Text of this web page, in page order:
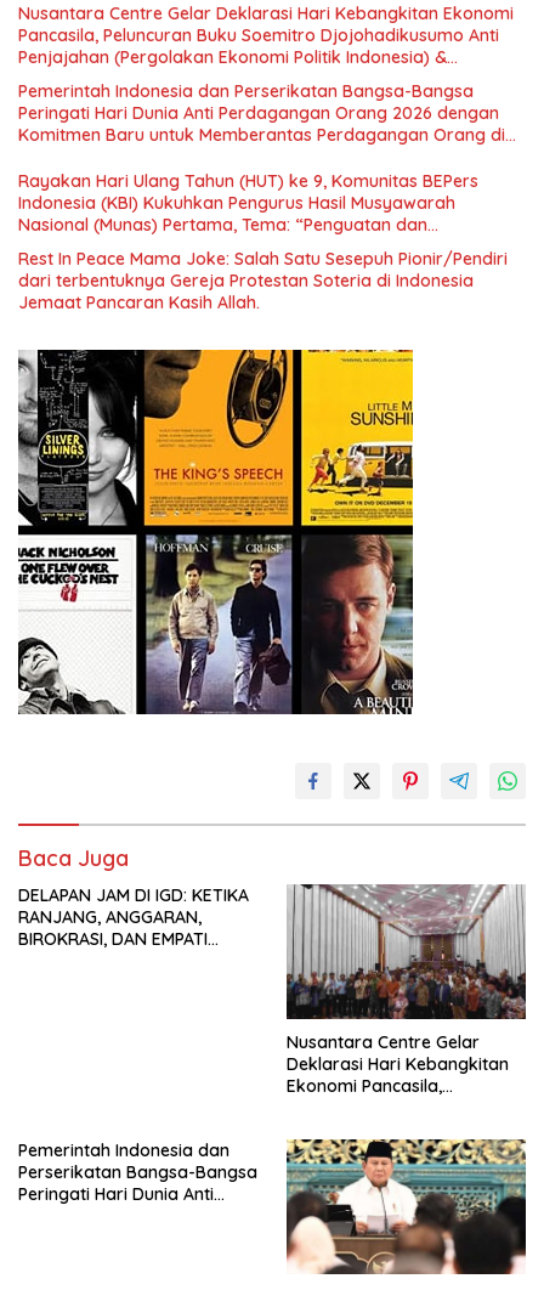
Nusantara Centre Gelar Deklarasi Hari Kebangkitan Ekonomi
Pancasila, Peluncuran Buku Soemitro Djojohadikusumo Anti
Penjajahan (Pergolakan Ekonomi Politik Indonesia) &
Simposium Nasional “Urgensi Undang-Undang Perekonomian
Nasional dan Kesejahteraan Sosial dalam Menata Bangsa
Menuju Indonesia Emas 2045”,
Pemerintah Indonesia dan Perserikatan Bangsa-Bangsa
Peringati Hari Dunia Anti Perdagangan Orang 2026 dengan
Komitmen Baru untuk Memberantas Perdagangan Orang di
Rayakan Hari Ulang Tahun (HUT) ke 9, Komunitas BEPers
Indonesia (KBI) Kukuhkan Pengurus Hasil Musyawarah
Nasional (Munas) Pertama, Tema: “Penguatan dan
Pengembangan Organisasi KBI yang Berbasis Riset di seluruh
Indonesia dan Mancanegara”.
Rest In Peace Mama Joke: Salah Satu Sesepuh Pionir/Pendiri
dari terbentuknya Gereja Protestan Soteria di Indonesia
Jemaat Pancaran Kasih Allah.
Baca Juga
DELAPAN JAM DI IGD: KETIKA
RANJANG, ANGGARAN,
BIROKRASI, DAN EMPATI
Nusantara Centre Gelar
Deklarasi Hari Kebangkitan
Ekonomi Pancasila,
Penjajahan (Pergolakan
Ekonomi Politik Indonesia) &
Simposium Nasional “Urgensi
Undang-Undang
Perekonomian Nasional dan
Kesejahteraan Sosial dalam
Pemerintah Indonesia dan
Perserikatan Bangsa-Bangsa
Peringati Hari Dunia Anti